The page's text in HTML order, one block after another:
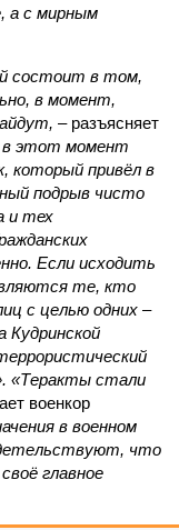
а с мирным
состоит в том,
в момент,
– разъясняет
этот момент
который привёл в
подрыв чисто
и тех
Если исходить
те, кто
с целью одних –
Кудринской
«Теракты стали
военкор
в военном
что
главное